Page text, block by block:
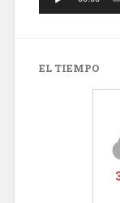
EL TIEMPO